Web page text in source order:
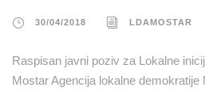
30/04/2018 LDAMOSTAR
Raspisan javni poziv za Lokalne
Mostar Agencija lokalne